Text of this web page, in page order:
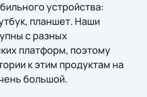
устройства:
планшет. Наши
с разных
платформ, поэтому
к этим продуктам на
большой.